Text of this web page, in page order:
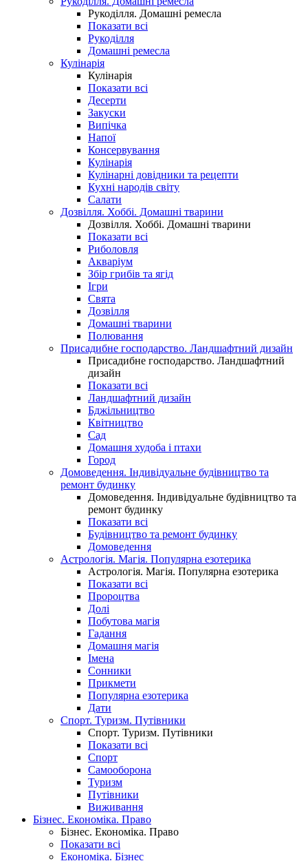
Рукоділля. Домашні ремесла
Показати всі
Рукоділля
Домашні ремесла
Кулінарія
Кулінарія
Показати всі
Десерти
Закуски
Випічка
Напої
Консервування
Кулінарія
Кулінарні довідники та рецепти
Кухні народів світу
Салати
Дозвілля. Хоббі. Домашні тварини
Дозвілля. Хоббі. Домашні тварини
Показати всі
Риболовля
Акваріум
Збір грибів та ягід
Ігри
Свята
Дозвілля
Домашні тварини
Полювання
Присадибне господарство. Ландшафтний дизайн
Присадибне господарство. Ландшафтний
дизайн
Показати всі
Ландшафтний дизайн
Бджільництво
Квітництво
Сад
Домашня худоба і птахи
Город
Домоведення. Індивідуальне будівництво та
ремонт будинку
Домоведення. Індивідуальне будівництво та
ремонт будинку
Показати всі
Будівництво та ремонт будинку
Домоведення
Астрологія. Магія. Популярна езотерика
Астрологія. Магія. Популярна езотерика
Показати всі
Пророцтва
Долі
Побутова магія
Гадання
Домашня магія
Імена
Сонники
Прикмети
Популярна езотерика
Дати
Спорт. Туризм. Путівники
Спорт. Туризм. Путівники
Показати всі
Спорт
Самооборона
Туризм
Путівники
Виживання
Бізнес. Економіка. Право
Бізнес. Економіка. Право
Показати всі
Економіка. Бізнес